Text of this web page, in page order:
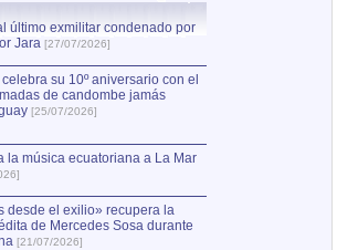
último exmilitar condenado por
Jara [27/07/2026]
su 10º aniversario con el
de candombe jamás
[25/07/2026]
la música ecuatoriana a La Mar
desde el exilio» recupera la
de Mercedes Sosa durante
[21/07/2026]